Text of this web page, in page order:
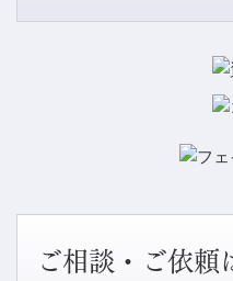
ご相談・ご依頼